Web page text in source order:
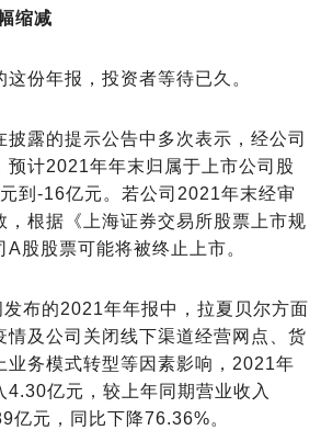
缩减
份年报，投资者等待已久。
露的提示公告中多次表示，经公司
预计2021年年末归属于上市公司股
到-16亿元。若公司2021年末经审
，根据《上海证券交易所股票上市规
股股票可能将被终止上市。
的2021年年报中，拉夏贝尔方面
情及公司关闭线下渠道经营网点、货
业务模式转型等因素影响，2021年
4.30亿元，较上年同期营业收入
亿元，同比下降76.36%。